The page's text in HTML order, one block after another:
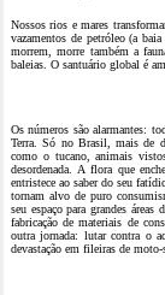
Nossos rios e mares
vazamentos de petróleo (a
morrem, morre também a
baleias. O santuário global é
Os números são alarmantes:
Terra. Só no Brasil, mais de
como o tucano, animais
desordenada. A flora que
entristece ao saber do seu
tornam alvo de puro
seu espaço para grandes
fabricação de materiais de
outra jornada: lutar contra o
devastação em fileiras de moto-